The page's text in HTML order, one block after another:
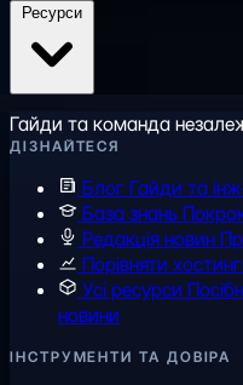
Гайди та команда
ДІЗНАЙТЕСЯ
Блог Гайди та
База знань
Редакція новин
Порівняти
Усі ресурси
новини
ІНСТРУМЕНТИ ТА ДОВІРА